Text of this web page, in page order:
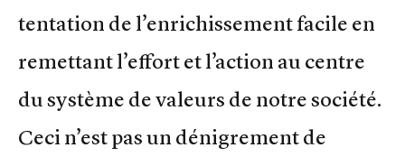
tentation de l’enrichissement facile en
remettant l’effort et l’action au centre
du système de valeurs de notre société.
Ceci n’est pas un dénigrement de